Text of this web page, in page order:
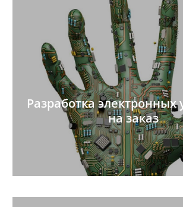
Разработка электронных
на заказ